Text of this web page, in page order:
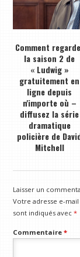
Comment
la saison 2 de
« Ludwig »
gratuitement en
ligne depuis
n'importe où –
diffusez la série
dramatique
policière de
Mitchell
Laisser un
Votre adresse e-
sont indiqués avec*
Commentaire*